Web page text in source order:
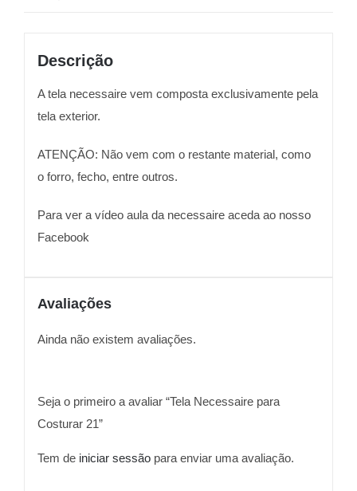
Descrição
A tela necessaire vem composta exclusivamente pela
tela exterior.
ATENÇÃO: Não vem com o restante material, como
o forro, fecho, entre outros.
Para ver a vídeo aula da necessaire aceda ao nosso
Facebook
Avaliações
Ainda não existem avaliações.
Seja o primeiro a avaliar “Tela Necessaire para
Costurar 21”
Tem de iniciar sessãopara enviar uma avaliação.